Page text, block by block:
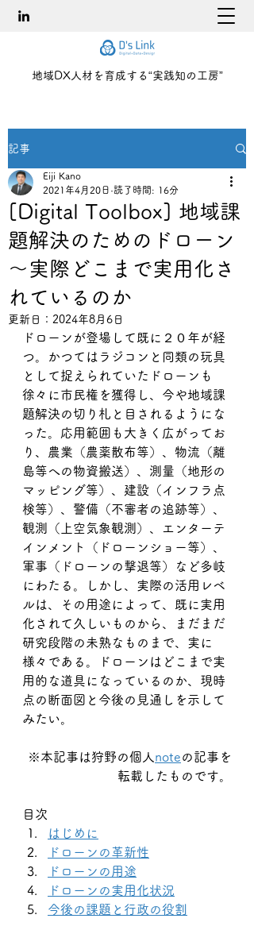
地域DX人材を育成する“実践知の工房”
記事
[Digital Toolbox] 地域課
題解決のためのドローン
～実際どこまで実用化さ
れているのか
Eiji Kano
2021年4月20日 読了時間: 16分
更新日： 2024年8月6日
ドローンが登場して既に２０年が経
つ。かつてはラジコンと同類の玩具
として捉えられていたドローンも
徐々に市民権を獲得し、今や地域課
題解決の切り札と目されるようにな
った。応用範囲も大きく広がってお
り、農業（農薬散布等）、物流（離
島等への物資搬送）、測量（地形の
マッピング等）、建設（インフラ点
検等）、警備（不審者の追跡等）、
観測（上空気象観測）、エンターテ
インメント（ドローンショー等）、
軍事（ドローンの撃退等）など多岐
にわたる。しかし、実際の活用レベ
ルは、その用途によって、既に実用
化されて久しいものから、まだまだ
研究段階の未熟なものまで、実に
様々である。ドローンはどこまで実
用的な道具になっているのか、現時
点の断面図と今後の見通しを示して
みたい。
※本記事は狩野の個人 noteの記事を
転載したものです。
目次
はじめに
ドローンの革新性
ドローンの用途
ドローンの実用化状況
今後の課題と行政の役割